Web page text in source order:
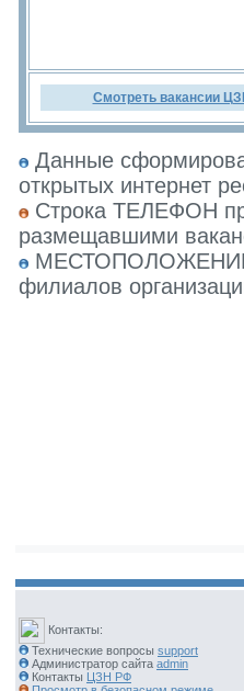
Смотреть вакансии
Данные
открытых интернет
Строка ТЕЛЕФОН
размещавшими
МЕСТОПОЛОЖЕНИЕ
филиалов
Контакты:
Технические вопросы support
Администратор сайта admin
Контакты ЦЗН РФ